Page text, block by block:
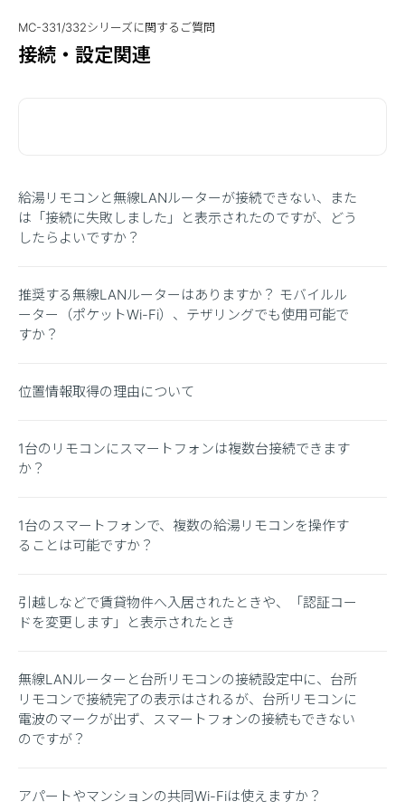
MC-331/332シリーズに関するご質問
接続・設定関連
給湯リモコンと無線LANルーターが接続できない、また
は「接続に失敗しました」と表示されたのですが、どう
したらよいですか？
推奨する無線LANルーターはありますか？ モバイルル
ーター（ポケットWi-Fi）、テザリングでも使用可能で
すか？
位置情報取得の理由について
1台のリモコンにスマートフォンは複数台接続できます
か？
1台のスマートフォンで、複数の給湯リモコンを操作す
ることは可能ですか？
引越しなどで賃貸物件へ入居されたときや、「認証コー
ドを変更します」と表示されたとき
無線LANルーターと台所リモコンの接続設定中に、台所
リモコンで接続完了の表示はされるが、台所リモコンに
電波のマークが出ず、スマートフォンの接続もできない
のですが？
アパートやマンションの共同Wi-Fiは使えますか？